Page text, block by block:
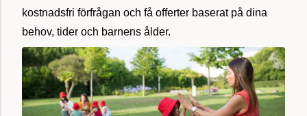
kostnadsfri förfrågan och få offerter baserat på dina
behov, tider och barnens ålder.